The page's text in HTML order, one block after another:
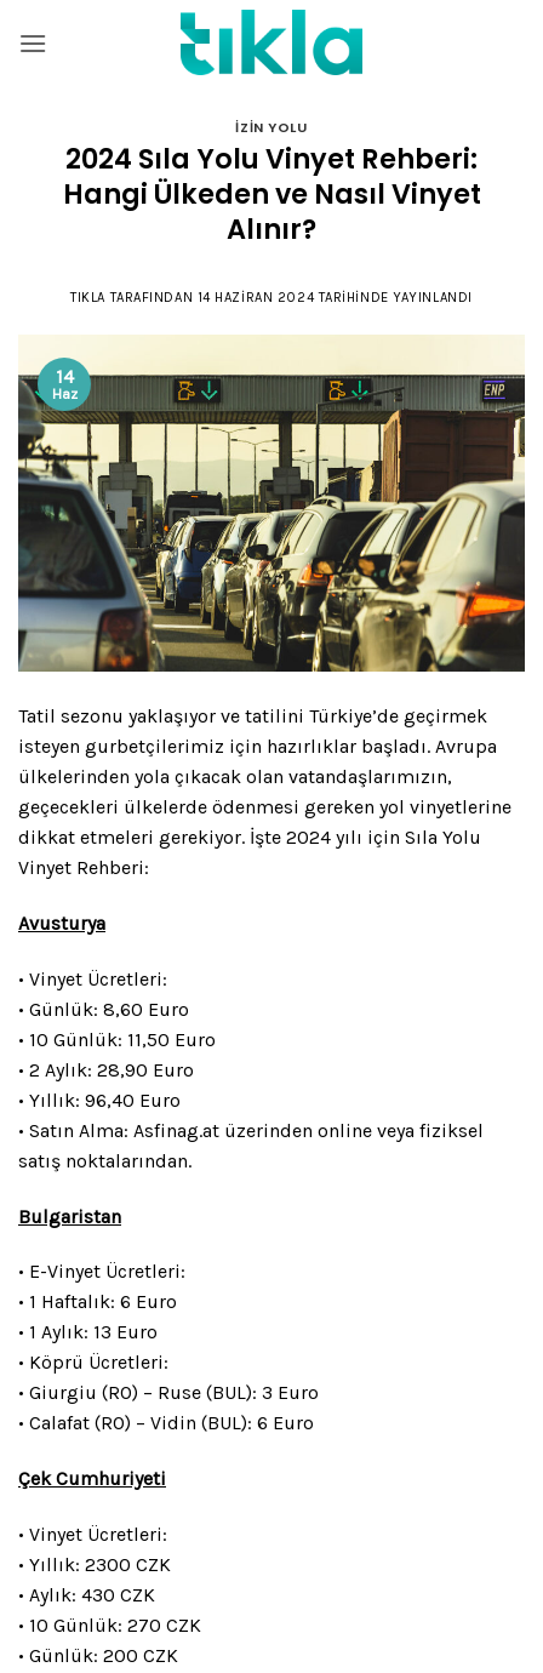
atla
İZIN YOLU
2024 Sıla Yolu Vinyet Rehberi:
Hangi Ülkeden ve Nasıl Vinyet
Alınır?
TIKLA TARAFINDAN 14 HAZIRAN 2024TARIHINDE YAYINLANDI
14
Haz
Tatil sezonu yaklaşıyor ve tatilini Türkiye’de geçirmek
isteyen gurbetçilerimiz için hazırlıklar başladı. Avrupa
ülkelerinden yola çıkacak olan vatandaşlarımızın,
geçecekleri ülkelerde ödenmesi gereken yol vinyetlerine
dikkat etmeleri gerekiyor. İşte 2024 yılı için Sıla Yolu
Vinyet Rehberi:
Avusturya
• Vinyet Ücretleri:
• Günlük: 8,60 Euro
• 10 Günlük: 11,50 Euro
• 2 Aylık: 28,90 Euro
• Yıllık: 96,40 Euro
• Satın Alma: Asfinag.at üzerinden online veya fiziksel
satış noktalarından.
Bulgaristan
• E-Vinyet Ücretleri:
• 1 Haftalık: 6 Euro
• 1 Aylık: 13 Euro
• Köprü Ücretleri:
• Giurgiu (RO) – Ruse (BUL): 3 Euro
• Calafat (RO) – Vidin (BUL): 6 Euro
Çek Cumhuriyeti
• Vinyet Ücretleri:
• Yıllık: 2300 CZK
• Aylık: 430 CZK
• 10 Günlük: 270 CZK
• Günlük: 200 CZK